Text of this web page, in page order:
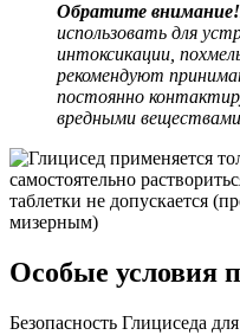
Обратите внимание!
использовать для
интоксикации,
рекомендуют
постоянно
вредными
Особые условия
Безопасность Глициседа